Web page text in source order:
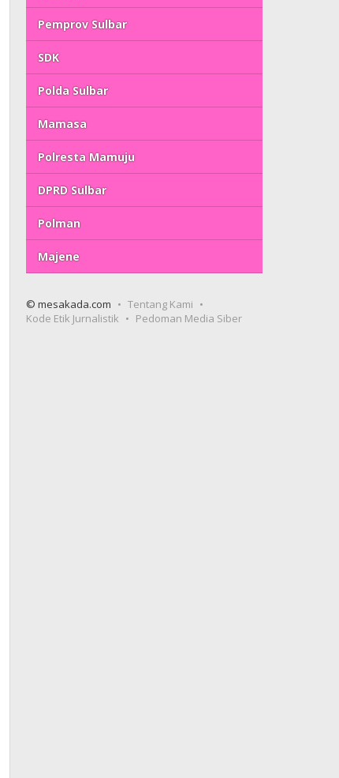
Pemprov Sulbar
SDK
Polda Sulbar
Mamasa
Polresta Mamuju
DPRD Sulbar
Polman
Majene
© mesakada.com
Tentang Kami
Kode Etik Jurnalistik
Pedoman Media Siber